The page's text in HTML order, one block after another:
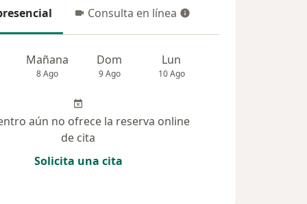
Consulta en línea
Consulta en línea
Mañana
8 Ago
Dom
9 Ago
Lun
10 Ago
aún no ofrece la reserva online
de cita
Solicita una cita